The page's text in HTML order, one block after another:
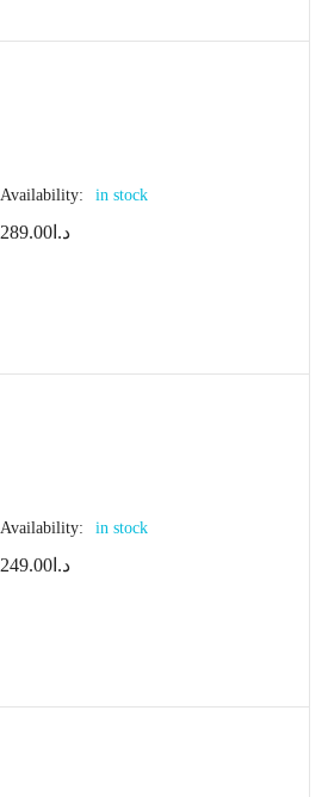
Availability: in stock
د.ا 289.00
Availability: in stock
د.ا 249.00